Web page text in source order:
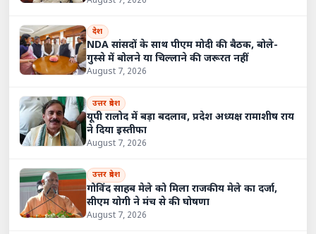
देश
NDA सांसदों के साथ पीएम मोदी की बैठक, बोले-
गुस्से में बोलने या चिल्लाने की जरूरत नहीं
August 7, 2026
उत्तर प्रदेश
यूपी रालोद में बड़ा बदलाव, प्रदेश अध्यक्ष रामाशीष राय
ने दिया इस्तीफा
August 7, 2026
उत्तर प्रदेश
गोविंद साहब मेले को मिला राजकीय मेले का दर्जा,
सीएम योगी ने मंच से की घोषणा
August 7, 2026